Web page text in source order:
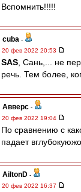
Вспомнить!!!!!
cuba -
20 фев 2022 20:53
SAS , Сань,... не
речь. Тем более,
Авверс -
20 фев 2022 19:04
По сравнению с
падает
AiltonD -
20 фев 2022 16:37